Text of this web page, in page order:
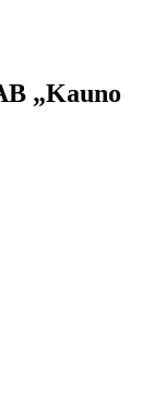
„Kauno